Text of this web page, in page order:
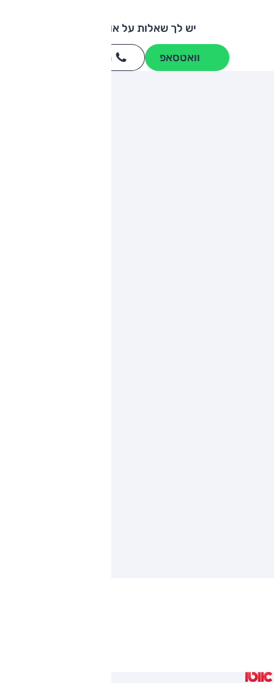
יש לך שאלות על אודי A3?
וואטסאפ חייגו
מותגים מתחרים